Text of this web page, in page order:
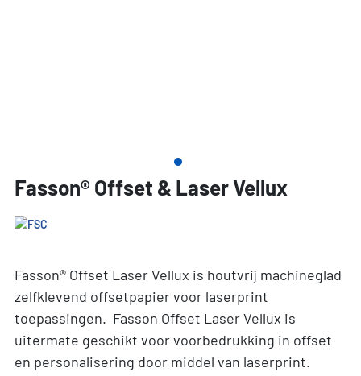
Fasson® Offset & Laser Vellux
Fasson® Offset Laser Vellux is houtvrij machineglad
zelfklevend offsetpapier voor laserprint
toepassingen. Fasson Offset Laser Vellux is
uitermate geschikt voor voorbedrukking in offset
en personalisering door middel van laserprint.